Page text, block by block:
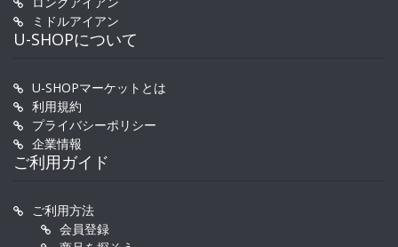
ミドルアイアン
U-SHOPについて
U-SHOPマーケットとは
利用規約
プライバシーポリシー
企業情報
ご利用ガイド
ご利用方法
会員登録